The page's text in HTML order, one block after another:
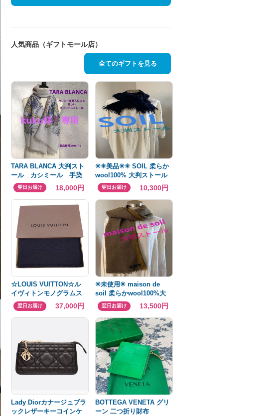
人気商品（ギフトモール店）
全てのギフトを見る
TARA BLANCA 大判スト
ール カシミール 手染
め 手刺繍 グレーx花刺
繍
翌日お届け 18,000円
✳︎✳︎美品✳︎✳︎ SOIL 柔らか
wool100% 大判ストール
翌日お届け 10,300円
☆LOUIS VUITTON☆ル
イヴィトンモノグラムス
トール☆美品☆箱付き☆
翌日お届け 37,000円
✳︎未使用✳︎ maison de
soil 柔らかwool100%大
判ストール
翌日お届け 13,500円
Lady Diorカナージュブラ
ックレザーキーコインケ
BOTTEGA VENETA グリ
ーン 二つ折り財布